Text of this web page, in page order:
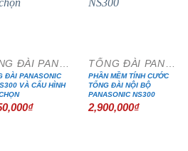
TỔNG ĐÀI PANASONIC
ĐÀI PANASONIC
VÀ CẤU HÌNH
₫
TỔNG ĐÀI PANASONIC
PHẦN MỀM TÍNH CƯỚC
TỔNG ĐÀI NỘI BỘ
PANASONIC NS300
2,900,000₫